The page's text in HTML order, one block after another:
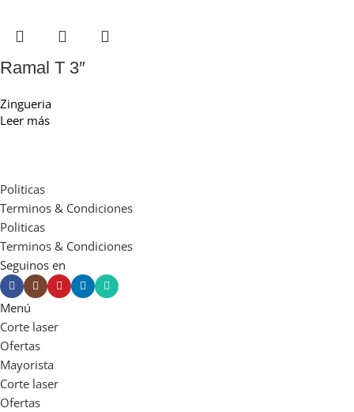
Ramal T 3″
Zingueria
Leer más
Politicas
Terminos & Condiciones
Politicas
Terminos & Condiciones
Seguinos en
Menú
Corte laser
Ofertas
Mayorista
Corte laser
Ofertas